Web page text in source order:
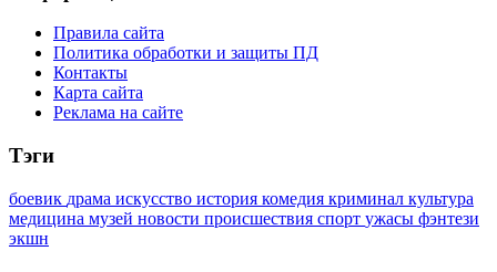
Правила сайта
Политика обработки и защиты ПД
Контакты
Карта сайта
Реклама на сайте
Тэги
боевик драма искусство история комедия криминал культура
медицина музей новости происшествия спорт ужасы фэнтези
экшн